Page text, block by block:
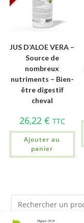
JUS D’ALOE VERA –
Source de
nombreux
nutriments – Bien-
être digestif
cheval
26,22 € TTC
Ajouter au
panier